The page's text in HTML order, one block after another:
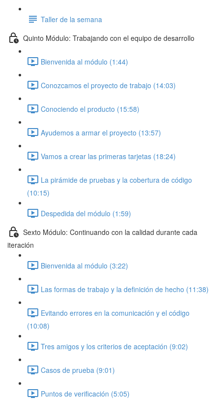
Taller de la semana
Quinto Módulo: Trabajando con el equipo de desarrollo
Bienvenida al módulo (1:44)
Conozcamos el proyecto de trabajo (14:03)
Conociendo el producto (15:58)
Ayudemos a armar el proyecto (13:57)
Vamos a crear las primeras tarjetas (18:24)
La pirámide de pruebas y la cobertura de código
(10:15)
Despedida del módulo (1:59)
Sexto Módulo: Continuando con la calidad durante cada
iteración
Bienvenida al módulo (3:22)
Las formas de trabajo y la definición de hecho (11:38)
Evitando errores en la comunicación y el código
(10:08)
Tres amigos y los criterios de aceptación (9:02)
Casos de prueba (9:01)
Puntos de verificación (5:05)